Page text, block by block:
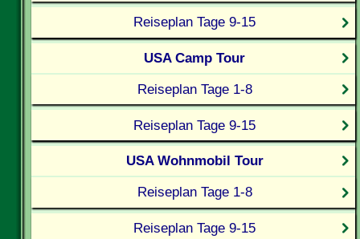
Reiseplan Tage 9-15
USA Camp Tour
Reiseplan Tage 1-8
Reiseplan Tage 9-15
USA Wohnmobil Tour
Reiseplan Tage 1-8
Reiseplan Tage 9-15